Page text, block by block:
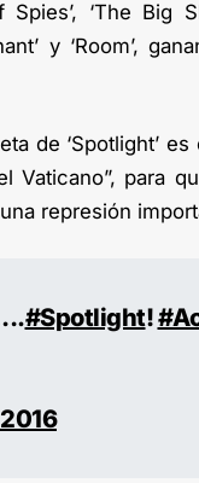
‘The Big
y ‘Room’,
de ‘Spotlight’
para
represión
#Spotlight!